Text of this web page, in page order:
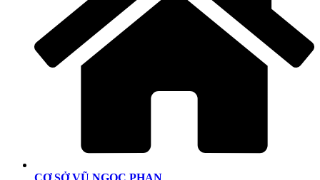
CƠ SỞ VŨ NGỌC PHAN